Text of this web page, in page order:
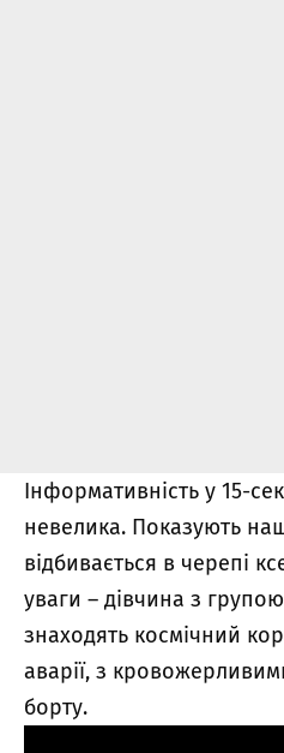
Інформативність у 15-
невелика. Показують
відбивається в черепі
уваги – дівчина з групою
знаходять космічний
аварії, з
борту.